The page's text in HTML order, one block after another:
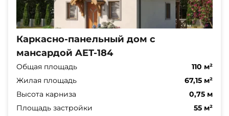
Каркасно-панельный дом с
мансардой AET-184
Общая площадь
110 м²
Жилая площадь
67,15 м²
Высота карниза
0,75 м
Площадь застройки
55 м²